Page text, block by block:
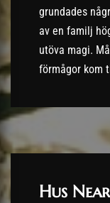
grundades
av en familj
utöva magi.
förmågor kom
Hus